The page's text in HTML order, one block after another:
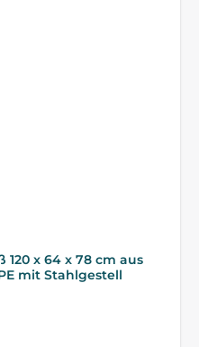
x 64 x 78 cm aus
mit Stahlgestell